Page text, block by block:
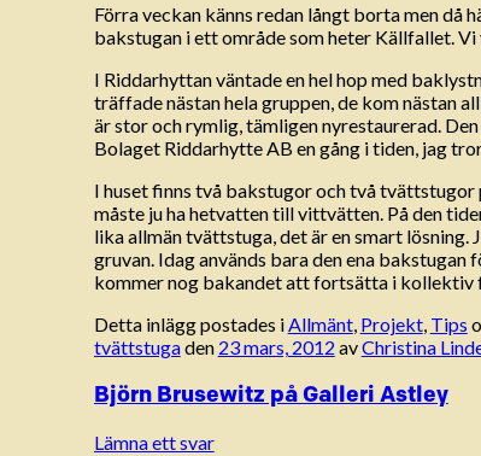
Förra veckan känns redan långt borta men
bakstugan i ett område som heter Källfallet.
I Riddarhyttan väntade en hel hop med
träffade nästan hela gruppen, de kom nästan
är stor och rymlig, tämligen nyrestaurerad.
Bolaget Riddarhytte AB en gång i tiden, jag
I huset finns två bakstugor och två tvättstugor
måste ju ha hetvatten till vittvätten. På den
lika allmän tvättstuga, det är en smart
gruvan. Idag används bara den ena bakstugan
kommer nog bakandet att fortsätta i kollektiv
Detta inlägg postades i Allmänt, Projekt, Tips
tvättstugaden 23 mars, 2012 avChristina
Björn Brusewitz på Galleri Astley
Lämna ett svar